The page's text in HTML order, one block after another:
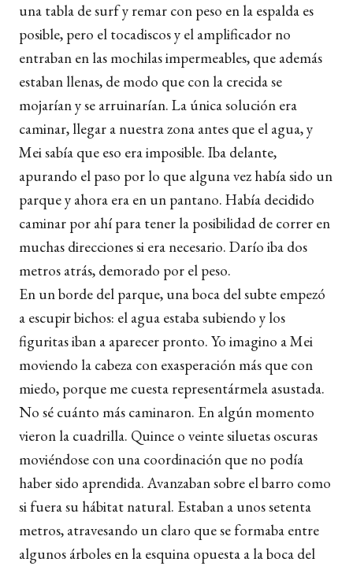
una tabla de surf y remar con peso en la espalda es
posible, pero el tocadiscos y el amplificador no
entraban en las mochilas impermeables, que además
estaban llenas, de modo que con la crecida se
mojarían y se arruinarían. La única solución era
caminar, llegar a nuestra zona antes que el agua, y
Mei sabía que eso era imposible. Iba delante,
apurando el paso por lo que alguna vez había sido un
parque y ahora era en un pantano. Había decidido
caminar por ahí para tener la posibilidad de correr en
muchas direcciones si era necesario. Darío iba dos
metros atrás, demorado por el peso.
En un borde del parque, una boca del subte empezó
a escupir bichos: el agua estaba subiendo y los
figuritas iban a aparecer pronto. Yo imagino a Mei
moviendo la cabeza con exasperación más que con
miedo, porque me cuesta representármela asustada.
No sé cuánto más caminaron. En algún momento
vieron la cuadrilla. Quince o veinte siluetas oscuras
moviéndose con una coordinación que no podía
haber sido aprendida. Avanzaban sobre el barro como
si fuera su hábitat natural. Estaban a unos setenta
metros, atravesando un claro que se formaba entre
algunos árboles en la esquina opuesta a la boca del